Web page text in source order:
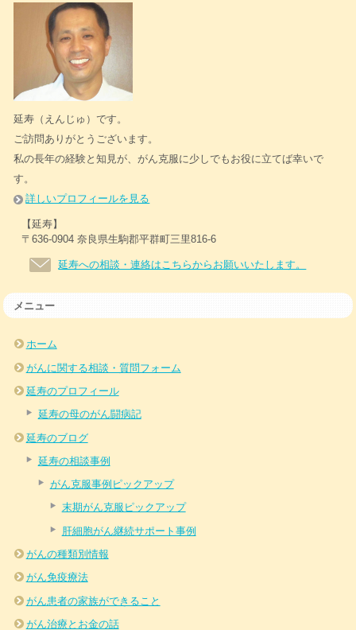
延寿（えんじゅ）です。
ご訪問ありがとうございます。
私の長年の経験と知見が、がん克服に少しでもお役に立てば幸いで
す。
詳しいプロフィールを見る
【延寿】
〒636-0904 奈良県生駒郡平群町三里816-6
延寿への相談・連絡はこちらからお願いいたします。
メニュー
ホーム
がんに関する相談・質問フォーム
延寿のプロフィール
延寿の母のがん闘病記
延寿のブログ
延寿の相談事例
がん克服事例ピックアップ
末期がん克服ピックアップ
肝細胞がん継続サポート事例
がんの種類別情報
がん免疫療法
がん患者の家族ができること
がん治療とお金の話